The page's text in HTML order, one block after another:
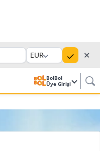
EUR ✕
BolBol
Üye Girişi